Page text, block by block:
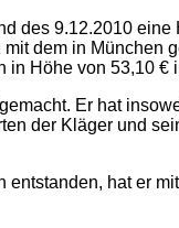
des 9.12.2010
dem in München
Höhe von 53,10
Er hat
der Kläger und
hat er